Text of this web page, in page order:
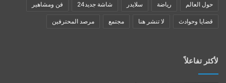
حول العالم رياضة سلايدر شاشة جديد24 فن ومشاهير
قضايا وحوادث لا تنشر هنا مجتمع مرصد المحترفين
لأكثر تفاعلاً